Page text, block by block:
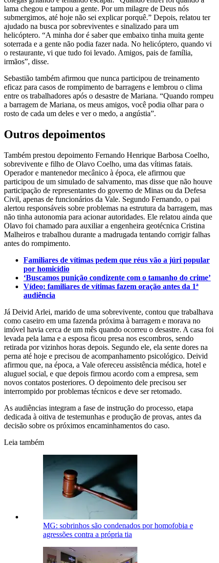
lama chegou e tampou a gente. Por um milagre de Deus nós
submergimos, até hoje não sei explicar porquê.” Depois, relatou ter
ajudado na busca por sobreviventes e sinalizado para um
helicóptero. “A minha dor é saber que embaixo tinha muita gente
soterrada e a gente não podia fazer nada. No helicóptero, quando vi
o restaurante, vi que tudo foi levado. Amigos, pais de família,
irmãos”, disse.
Sebastião também afirmou que nunca participou de treinamento
eficaz para casos de rompimento de barragens e lembrou o clima
entre os trabalhadores após o desastre de Mariana. “Quando rompeu
a barragem de Mariana, os meus amigos, você podia olhar para o
rosto de cada um deles e ver o medo, a angústia”.
Outros depoimentos
Também prestou depoimento Fernando Henrique Barbosa Coelho,
sobrevivente e filho de Olavo Coelho, uma das vítimas fatais.
Operador e mantenedor mecânico à época, ele afirmou que
participou de um simulado de salvamento, mas disse que não houve
participação de representantes do governo de Minas ou da Defesa
Civil, apenas de funcionários da Vale. Segundo Fernando, o pai
alertou responsáveis sobre problemas na estrutura da barragem, mas
não tinha autonomia para acionar autoridades. Ele relatou ainda que
Olavo foi chamado para auxiliar a engenheira geotécnica Cristina
Malheiros e trabalhou durante a madrugada tentando corrigir falhas
antes do rompimento.
Familiares de vítimas pedem que réus vão a júri popular
por homicídio
‘Buscamos punição condizente com o tamanho do crime’
Vídeo: familiares de vítimas fazem oração antes da 1ª
audiência
Já Deivid Arlei, marido de uma sobrevivente, contou que trabalhava
como caseiro em uma fazenda próxima à barragem e morava no
imóvel havia cerca de um mês quando ocorreu o desastre. A casa foi
levada pela lama e a esposa ficou presa nos escombros, sendo
retirada por vizinhos horas depois. Segundo ele, ela sente dores na
perna até hoje e precisou de acompanhamento psicológico. Deivid
afirmou que, na época, a Vale ofereceu assistência médica, hotel e
aluguel social, e que depois firmou acordo com a empresa, sem
novos contatos posteriores. O depoimento dele precisou ser
interrompido por problemas técnicos e deve ser retomado.
As audiências integram a fase de instrução do processo, etapa
dedicada à oitiva de testemunhas e produção de provas, antes da
decisão sobre os próximos encaminhamentos do caso.
Leia também
MG: sobrinhos são condenados por homofobia e
agressões contra a própria tia